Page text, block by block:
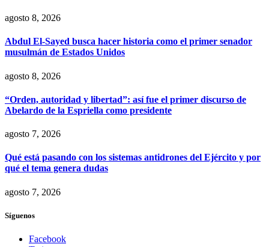
agosto 8, 2026
Abdul El-Sayed busca hacer historia como el primer senador
musulmán de Estados Unidos
agosto 8, 2026
“Orden, autoridad y libertad”: así fue el primer discurso de
Abelardo de la Espriella como presidente
agosto 7, 2026
Qué está pasando con los sistemas antidrones del Ejército y por
qué el tema genera dudas
agosto 7, 2026
Síguenos
Facebook